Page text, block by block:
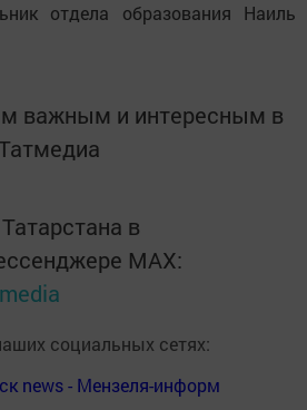
отдела образования Наиль
важным и интересным в
в
MАХ:
социальных сетях:
news - Мензеля-информ